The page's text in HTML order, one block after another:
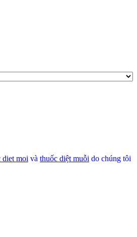
diet moi và thuốc diệt muỗi do chúng tôi